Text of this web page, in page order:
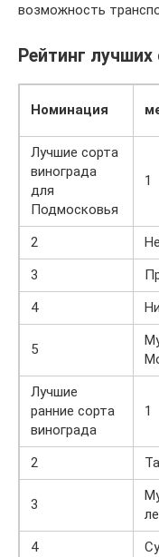
возможность
Рейтинг
Номинация
Лучшие сорта
винограда
для
Подмосковья
1
2
3
4
5
Лучшие
ранние сорта
винограда
1
2
3
4